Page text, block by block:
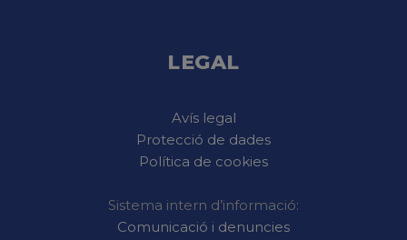
LEGAL
Avís legal
Protecció de dades
Política de cookies
Sistema intern d’informació:
Comunicació i denuncies